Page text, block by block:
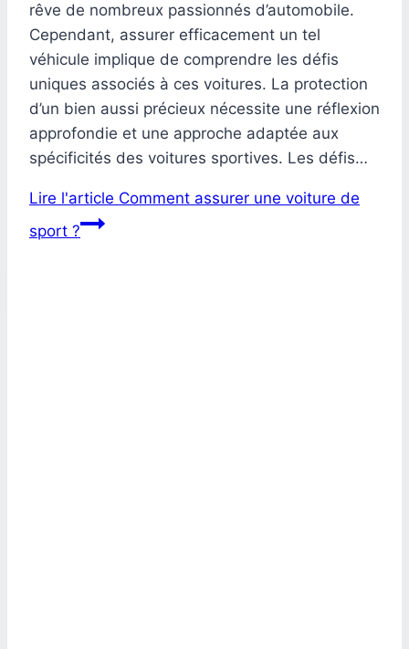
rêve de nombreux passionnés d’automobile.
Cependant, assurer efficacement un tel
véhicule implique de comprendre les défis
uniques associés à ces voitures. La protection
d’un bien aussi précieux nécessite une réflexion
approfondie et une approche adaptée aux
spécificités des voitures sportives. Les défis…
Lire l'article Comment assurer une voiture de
sport ?